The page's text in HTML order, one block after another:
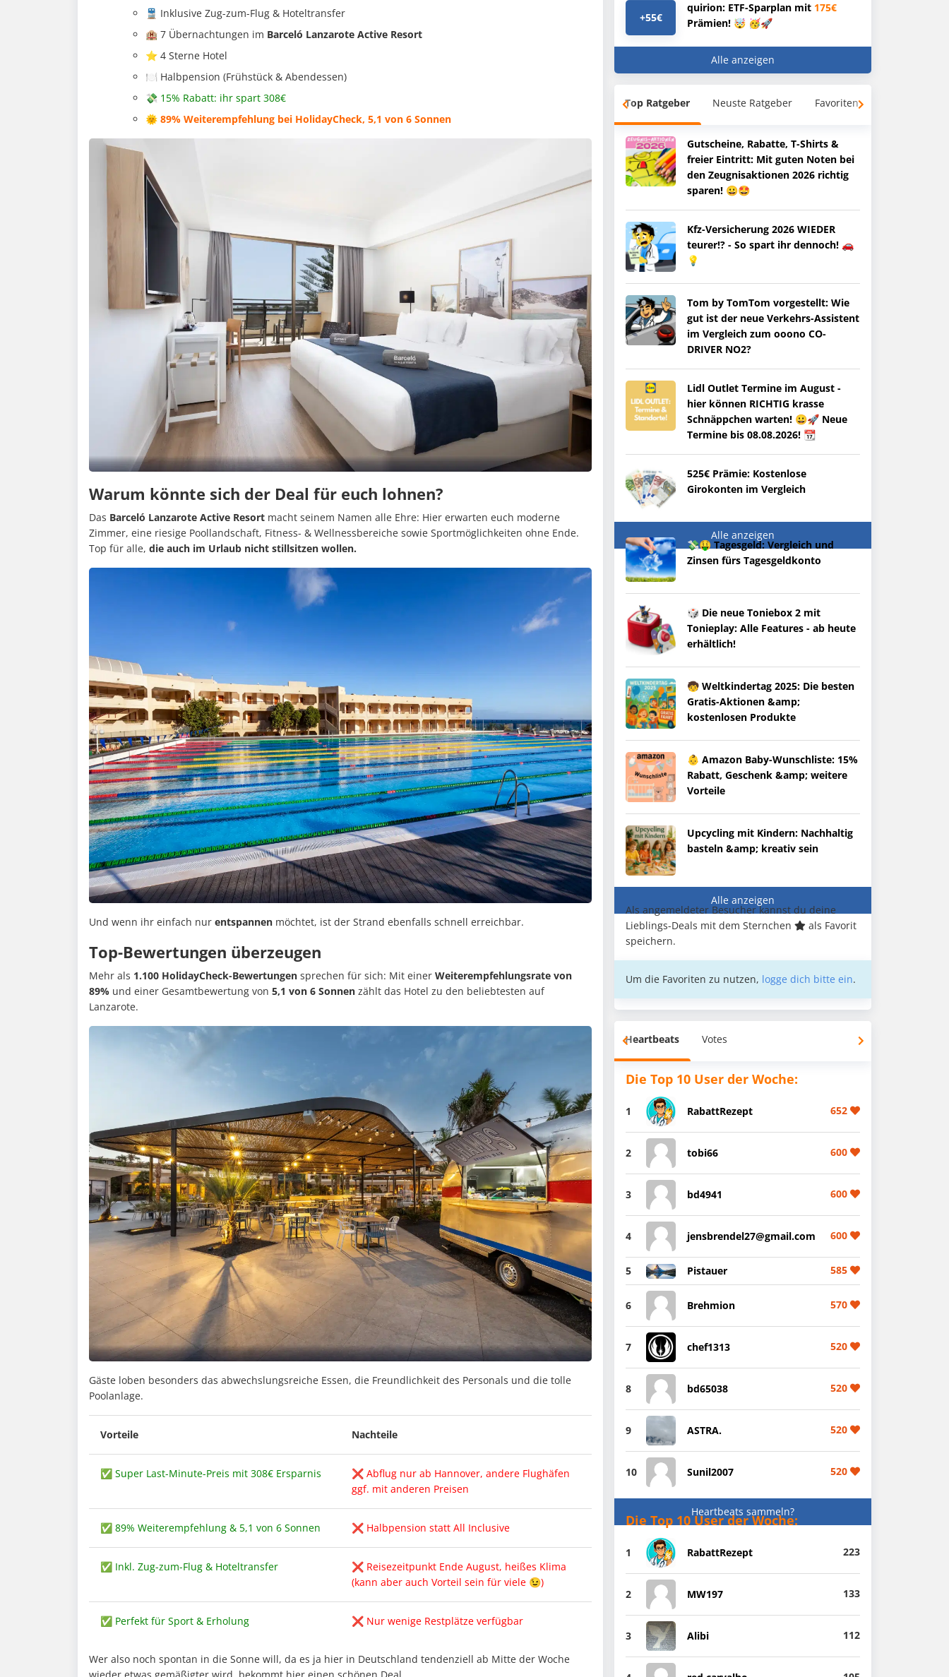
🚆 Inklusive Zug-zum-Flug & Hoteltransfer
🏨 7 Übernachtungen im Barceló Lanzarote Active Resort
⭐️ 4 Sterne Hotel
🍽️ Halbpension (Frühstück & Abendessen)
💸 15% Rabatt: ihr spart 308€
🌞 89% Weiterempfehlung bei HolidayCheck, 5,1 von 6 Sonnen
Warum könnte sich der Deal für euch lohnen?
Das Barceló Lanzarote Active Resort macht seinem Namen alle Ehre: Hier erwarten euch moderne
Zimmer, eine riesige Poollandschaft, Fitness- & Wellnessbereiche sowie Sportmöglichkeiten ohne Ende.
Top für alle, die auch im Urlaub nicht stillsitzen wollen.
Und wenn ihr einfach nur entspannen möchtet, ist der Strand ebenfalls schnell erreichbar.
Top-Bewertungen überzeugen
Mehr als 1.100 HolidayCheck-Bewertungen sprechen für sich: Mit einer Weiterempfehlungsrate von
89% und einer Gesamtbewertung von 5,1 von 6 Sonnen zählt das Hotel zu den beliebtesten auf
Lanzarote.
Gäste loben besonders das abwechslungsreiche Essen, die Freundlichkeit des Personals und die tolle
Poolanlage.
Vorteile Nachteile
✅ Super Last-Minute-Preis mit 308€ Ersparnis
❌ Abflug nur ab Hannover, andere Flughäfen
ggf. mit anderen Preisen
✅ 89% Weiterempfehlung & 5,1 von 6 Sonnen ❌ Halbpension statt All Inclusive
✅ Inkl. Zug-zum-Flug & Hoteltransfer
❌ Reisezeitpunkt Ende August, heißes Klima
(kann aber auch Vorteil sein für viele 😉)
✅ Perfekt für Sport & Erholung ❌ Nur wenige Restplätze verfügbar
Wer also noch spontan in die Sonne will, da es ja hier in Deutschland tendenziell ab Mitte der Woche
+55€
quirion: ETF-Sparplan mit 175€
Prämien! 🤯 🥳🚀
Alle anzeigen
Top Ratgeber Neuste Ratgeber Favoriten
Gutscheine, Rabatte, T-Shirts &
freier Eintritt: Mit guten Noten bei
den Zeugnisaktionen 2026 richtig
sparen! 😀🤩
Kfz-Versicherung 2026 WIEDER
teurer!? - So spart ihr dennoch! 🚗
💡
Tom by TomTom vorgestellt: Wie
gut ist der neue Verkehrs-Assistent
im Vergleich zum ooono CO-
DRIVER NO2?
Lidl Outlet Termine im August -
hier können RICHTIG krasse
Schnäppchen warten! 😀🚀 Neue
Termine bis 08.08.2026! 📆
525€ Prämie: Kostenlose
Girokonten im Vergleich
Alle anzeigen
💸🤑 Tagesgeld: Vergleich und
Zinsen fürs Tagesgeldkonto
🎲 Die neue Toniebox 2 mit
Tonieplay: Alle Features - ab heute
erhältlich!
🧒 Weltkindertag 2025: Die besten
Gratis-Aktionen &amp;
kostenlosen Produkte
👶 Amazon Baby-Wunschliste: 15%
Rabatt, Geschenk &amp; weitere
Vorteile
Upcycling mit Kindern: Nachhaltig
basteln &amp; kreativ sein
Alle anzeigen
Als angemeldeter Besucher kannst du deine
Lieblings-Deals mit dem Sternchen
als Favorit
speichern.
Um die Favoriten zu nutzen, logge dich bitte ein.
Heartbeats Votes
Die Top 10 User der Woche:
1 RabattRezept 652
2 tobi66 600
3 bd4941 600
4 jensbrendel27@gmail.com 600
5 Pistauer 585
6 Brehmion 570
7 chef1313 520
8 bd65038 520
9 ASTRA. 520
10 Sunil2007 520
Heartbeats sammeln?
Die Top 10 User der Woche:
1 RabattRezept 223
2 MW197 133
3 Alibi 112